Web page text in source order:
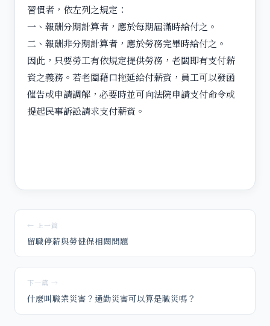
習慣者，依左列之規定：
一、報酬分期計算者，應於每期屆滿時給付之。
二、報酬非分期計算者，應於勞務完畢時給付之。
因此，只要勞工有依規定提供勞務，老闆即有支付薪
資之義務。若老闆藉口拖延給付薪資，員工可以發函
催告或申請調解，必要時並可向法院申請支付命令或
提起民事訴訟請求支付薪資。
← 上一篇
留職停薪與勞健保相關問題
下一篇 →
什麼叫職業災害？通勤災害可以算是職災嗎？